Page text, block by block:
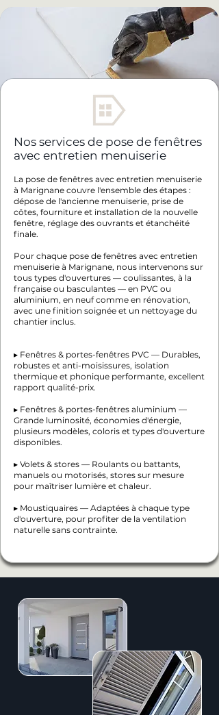
Nos services de pose de fenêtres
avec entretien menuiserie
La pose de fenêtres avec entretien menuiserie
à Marignane couvre l'ensemble des étapes :
dépose de l'ancienne menuiserie, prise de
côtes, fourniture et installation de la nouvelle
fenêtre, réglage des ouvrants et étanchéité
finale.
Pour chaque pose de fenêtres avec entretien
menuiserie à Marignane, nous intervenons sur
tous types d'ouvertures — coulissantes, à la
française ou basculantes — en PVC ou
aluminium, en neuf comme en rénovation,
avec une finition soignée et un nettoyage du
chantier inclus.
▸ Fenêtres & portes-fenêtres PVC — Durables,
robustes et anti-moisissures, isolation
thermique et phonique performante, excellent
rapport qualité-prix.
▸ Fenêtres & portes-fenêtres aluminium —
Grande luminosité, économies d'énergie,
plusieurs modèles, coloris et types d'ouverture
disponibles.
▸ Volets & stores — Roulants ou battants,
manuels ou motorisés, stores sur mesure
pour maîtriser lumière et chaleur.
▸ Moustiquaires — Adaptées à chaque type
d'ouverture, pour profiter de la ventilation
naturelle sans contrainte.